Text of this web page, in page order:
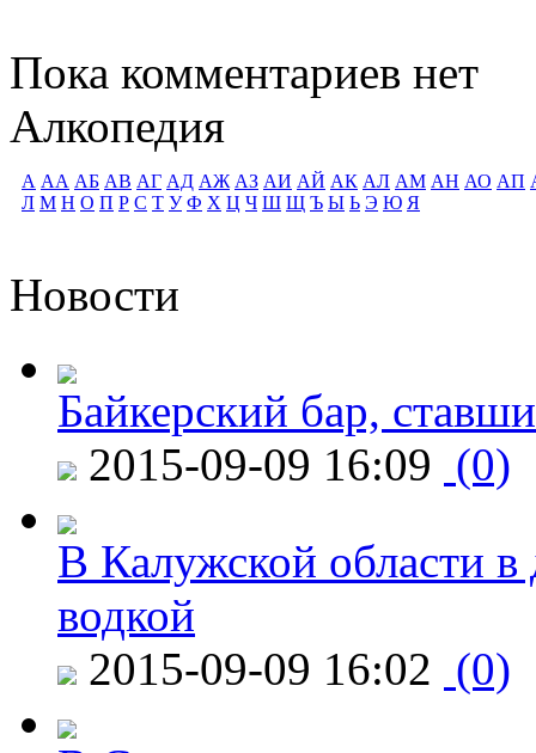
Пока комментариев нет
Алкопедия
А АА АБ АВ АГ АД АЖ АЗ АИ АЙ АК АЛ АМ АН АО АП
Л М Н О П Р С Т У Ф Х Ц Ч Ш Щ Ъ Ы Ь Э Ю Я
Новости
Байкерский бар,
2015-09-09 16:09 (0)
В Калужской области в
водкой
2015-09-09 16:02 (0)